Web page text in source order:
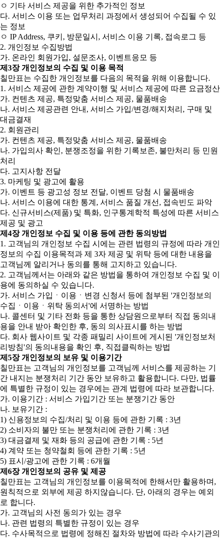
ㅇ 기타 서비스 제공을 위한 추가적인 정보
다. 서비스 이용 또는 업무처리 과정에서 생성되어 수집될 수 있
는 정보
ㅇ IP Address, 쿠키, 방문일시, 서비스 이용 기록, 접속로그 등
2. 개인정보 수집방법
가. 온라인 회원가입, 설문조사, 이벤트응모 등
제3장 개인정보의 수집 및 이용 목적
칠만표는 수집한 개인정보를 다음의 목적을 위해 이용합니다.
1. 서비스 제공에 관한 계약이행 및 서비스 제공에 따른 요금정산
가. 컨텐츠 제공, 특정맞춤 서비스 제공, 물품배송
나. 서비스 제공관련 안내, 서비스 가입/변경/해지처리, 구매 및
대금결재
2. 회원관리
가. 컨텐츠 제공, 특정맞춤 서비스 제공, 물품배송
나. 가입의사 확인, 분쟁조정을 위한 기록보존, 불만처리 등 민원
처리
다. 고지사항 전달
3. 마케팅 및 광고에 활용
가. 이벤트 등 광고성 정보 전달, 이벤트 당첨 시 물품배송
나. 서비스 이용에 대한 통계, 서비스 품질 개선, 접속빈도 파악
다. 신규서비스(제품) 및 특화, 인구통계학적 특성에 따른 서비스
제공 및 광고
제4장 개인정보 수집 및 이용 등에 관한 동의방법
1. 고객님의 개인정보 수집 시에는 관련 법령의 규정에 따라 개인
정보의 수집 이용목적과 제 3자 제공 및 위탁 등에 대한 내용을
고객님께 알리거나 동의를 통해 고지하고 있습니다.
2. 고객님께서는 아래와 같은 방법을 통하여 개인정보 수집 및 이
용에 동의하실 수 있습니다.
가. 서비스 가입ㆍ이용ㆍ변경 신청서 등에 첨부된 '개인정보의
수집ㆍ이용ㆍ위탁 동의서'에 서명하는 방법
나. 콜센터 및 기타 전화 등을 통한 상담원으로부터 직접 동의내
용을 안내 받아 확인한 후, 동의 의사표시를 하는 방법
다. 회사 웹사이트 및 각종 패밀리 사이트에 게시된 '개인정보처
리방침'의 동의내용을 확인 후, 직접클릭하는 방법
제5장 개인정보의 보유 및 이용기간
칠만표는 고객님의 개인정보를 고객님께 서비스를 제공하는 기
간 내지는 분쟁처리 기간 동안 보유하고 활용합니다. 다만, 법률
에 특별한 규정이 있는 경우에는 관계 법령에 따라 보관합니다.
가. 이용기간 : 서비스 가입기간 또는 분쟁기간 동안
나. 보유기간 :
1) 신용정보의 수집/처리 및 이용 등에 관한 기록 : 3년
2) 소비자의 불만 또는 분쟁처리에 관한 기록 : 3년
3) 대금결제 및 재화 등의 공급에 관한 기록 : 5년
4) 계약 또는 청약철회 등에 관한 기록 : 5년
5) 표시/광고에 관한 기록 : 6개월
제6장 개인정보의 공유 및 제공
칠만표는 고객님의 개인정보를 이용목적에 한해서만 활용하며,
원칙적으로 외부에 제공 하지않습니다. 단, 아래의 경우는 예외
로 합니다.
가. 고객님의 사전 동의가 있는 경우
나. 관련 법령의 특별한 규정이 있는 경우
다. 수사목적으로 법령에 정해진 절차와 방법에 따라 수사기관의